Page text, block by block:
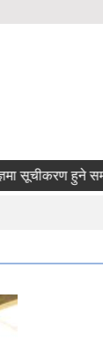
हुने सम्बन्धमा।